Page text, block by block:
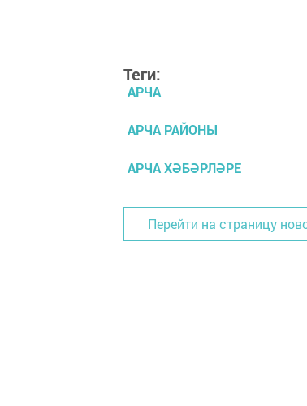
Теги:
АРЧА
АРЧА РАЙОНЫ
АРЧА ХӘБӘРЛӘРЕ
Перейти на страницу